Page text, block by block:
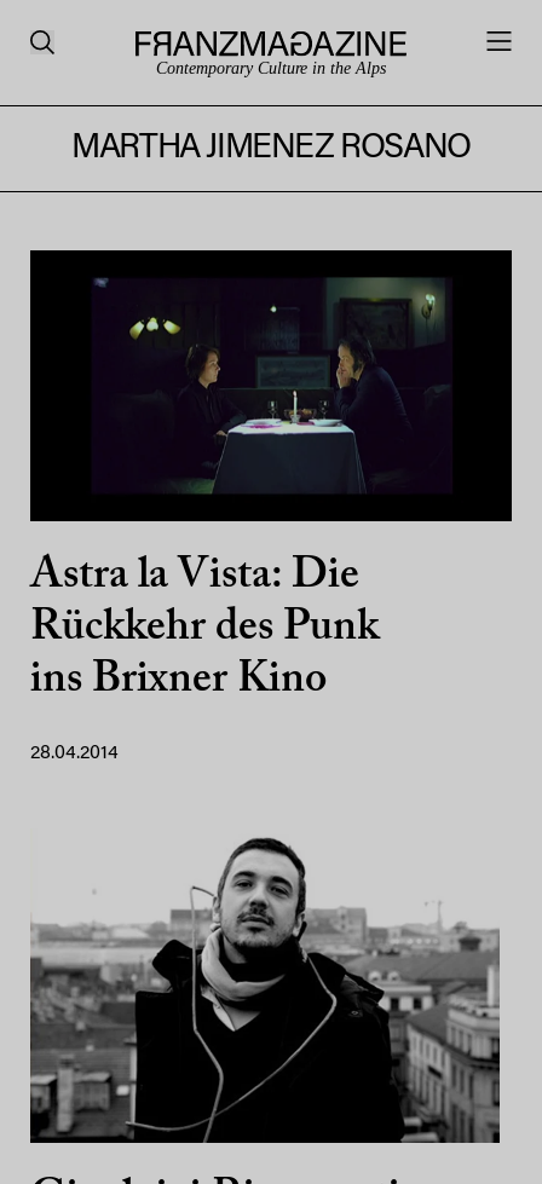
Contemporary Culture in the Alps
MARTHA JIMENEZ ROSANO
Astra la Vista: Die
Rückkehr des Punk
ins Brixner Kino
28.04.2014